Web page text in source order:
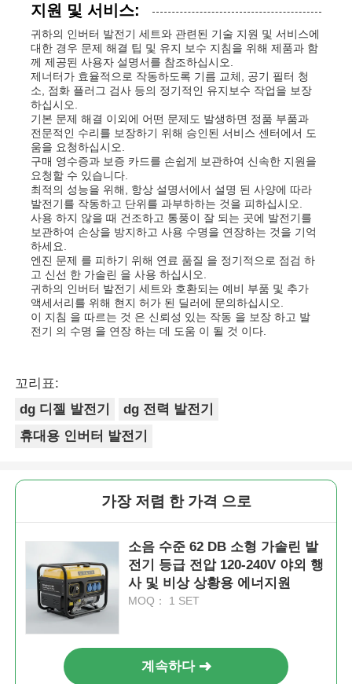
지원 및 서비스:
귀하의 인버터 발전기 세트와 관련된 기술 지원 및 서비스에
대한 경우 문제 해결 팁 및 유지 보수 지침을 위해 제품과 함
께 제공된 사용자 설명서를 참조하십시오.
제너터가 효율적으로 작동하도록 기름 교체, 공기 필터 청
소, 점화 플러그 검사 등의 정기적인 유지보수 작업을 보장
하십시오.
기본 문제 해결 이외에 어떤 문제도 발생하면 정품 부품과
전문적인 수리를 보장하기 위해 승인된 서비스 센터에서 도
움을 요청하십시오.
구매 영수증과 보증 카드를 손쉽게 보관하여 신속한 지원을
요청할 수 있습니다.
최적의 성능을 위해, 항상 설명서에서 설명 된 사양에 따라
발전기를 작동하고 단위를 과부하하는 것을 피하십시오.
사용 하지 않을 때 건조하고 통풍이 잘 되는 곳에 발전기를
보관하여 손상을 방지하고 사용 수명을 연장하는 것을 기억
하세요.
엔진 문제 를 피하기 위해 연료 품질 을 정기적으로 점검 하
고 신선 한 가솔린 을 사용 하십시오.
귀하의 인버터 발전기 세트와 호환되는 예비 부품 및 추가
액세서리를 위해 현지 허가 된 딜러에 문의하십시오.
이 지침 을 따르는 것 은 신뢰성 있는 작동 을 보장 하고 발
전기 의 수명 을 연장 하는 데 도움 이 될 것 이다.
꼬리표:
dg 디젤 발전기
dg 전력 발전기
휴대용 인버터 발전기
가장 저렴 한 가격 으로
소음 수준 62 DB 소형 가솔린 발
전기 등급 전압 120-240V 야외 행
사 및 비상 상황용 에너지원
MOQ： 1 SET
계속하다